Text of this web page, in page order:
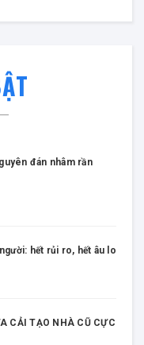
đán nhâm rần
hết rủi ro, hết âu lo
CẢI TẠO NHÀ CŨ CỰC